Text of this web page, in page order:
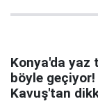
Konya'da yaz
böyle
Kavuş'tan